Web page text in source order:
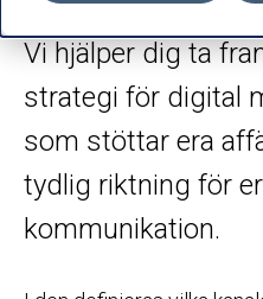
Vi hjälper dig ta
strategi för digital
som stöttar era
tydlig riktning för
kommunikation.